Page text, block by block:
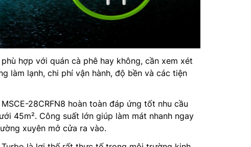
hợp với quán cà phê hay không, cần xem xét
làm lạnh, chi phí vận hành, độ bền và các tiện
28CRFN8 hoàn toàn đáp ứng tốt nhu cầu
45m². Công suất lớn giúp làm mát nhanh ngay
xuyên mở cửa ra vào.